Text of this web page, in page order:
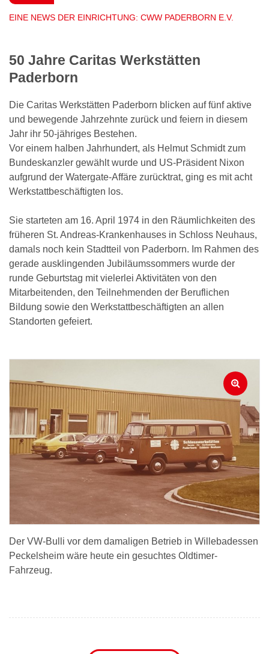
EINE NEWS DER EINRICHTUNG: CWW PADERBORN E.V.
50 Jahre Caritas Werkstätten
Paderborn
Die Caritas Werkstätten Paderborn blicken auf fünf aktive
und bewegende Jahrzehnte zurück und feiern in diesem
Jahr ihr 50-jähriges Bestehen.
Vor einem halben Jahrhundert, als Helmut Schmidt zum
Bundeskanzler gewählt wurde und US-Präsident Nixon
aufgrund der Watergate-Affäre zurücktrat, ging es mit acht
Werkstattbeschäftigten los.
Sie starteten am 16. April 1974 in den Räumlichkeiten des
früheren St. Andreas-Krankenhauses in Schloss Neuhaus,
damals noch kein Stadtteil von Paderborn. Im Rahmen des
gerade ausklingenden Jubiläumssommers wurde der
runde Geburtstag mit vielerlei Aktivitäten von den
Mitarbeitenden, den Teilnehmenden der Beruflichen
Bildung sowie den Werkstattbeschäftigten an allen
Standorten gefeiert.
Der VW-Bulli vor dem damaligen Betrieb in Willebadessen
Peckelsheim wäre heute ein gesuchtes Oldtimer-
Fahrzeug.